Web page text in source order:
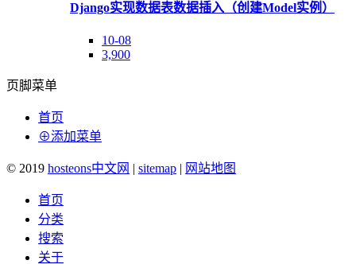
Django实现数据表数据插入（创建Model实例）
10-08
3,900
页脚菜单
首页
⊕添加菜单
© 2019 hosteons中文网 | sitemap | 网站地图
首页
分类
搜索
关于